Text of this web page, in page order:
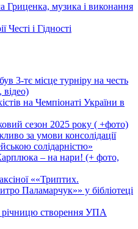
Гриценка, музика і виконання
Честі і Гідності
3-тє місце турніру на честь
відео)
на Чемпіонаті України в
сезон 2025 року ( +фото)
за умови консолідації
солідарністю»
– на нари! (+ фото,
««Триптих.
Паламарчук»» у бібліотеці
річницю створення УПА